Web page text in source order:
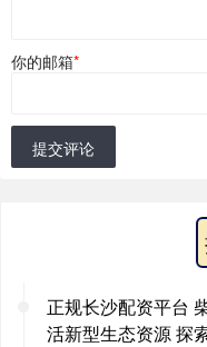
你的邮箱*
提交评论
正规长沙配资平台
活新型生态资源 探